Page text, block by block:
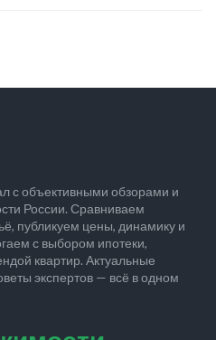
с объективными обзорами и
России. Сравниваем
публикуем цены, динамику и
с выбором ипотеки,
квартир. Актуальные
экспертов — всё в одном